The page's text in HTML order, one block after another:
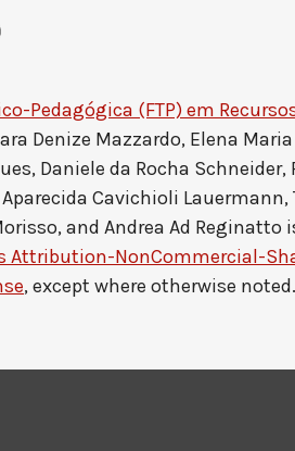
Pedagógica (FTP) em
Denize Mazzardo, Elena
Daniele da Rocha Schneider,
Cavichioli Lauermann,
and Andrea Ad Reginatto
Attribution-NonCommercial-
, except where otherwise noted.